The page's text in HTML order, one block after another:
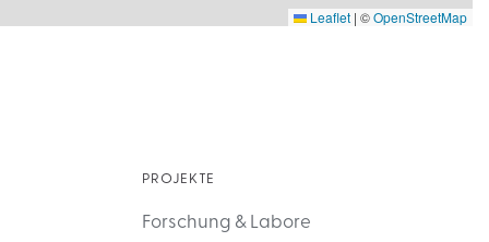
Leaflet | ©OpenStreetMap
PROJEKTE
Forschung & Labore